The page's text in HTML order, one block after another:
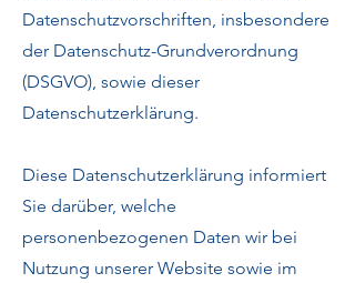
Datenschutzvorschriften, insbesondere
der Datenschutz-Grundverordnung
(DSGVO), sowie dieser
Datenschutzerklärung.
Diese Datenschutzerklärung informiert
Sie darüber, welche
personenbezogenen Daten wir bei
Nutzung unserer Website sowie im